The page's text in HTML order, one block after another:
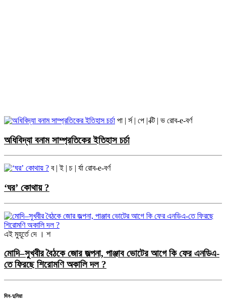
পা | র্স | পে | ক্টি | ভ রোব-e-বর্ণ
অধিবিদ্যা বনাম সাম্প্রতিকের ইতিহাস চর্চা
ব | ই | চ | র্যা রোব-e-বর্ণ
‘ঘর’ কোথায় ?
এই মুহূর্তে দে । শ
মোদি–সুখবীর বৈঠকে জোর জল্পনা, পাঞ্জাব ভোটের আগে কি ফের এনডিএ-
তে ফিরছে শিরোমণি অকালি দল ?
দিন-দুনিয়া